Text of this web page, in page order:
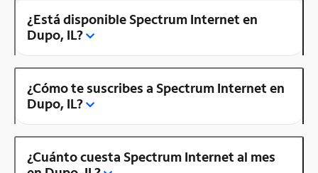
¿Está disponible Spectrum Internet en
Dupo, IL?
¿Cómo te suscribes a Spectrum Internet en
Dupo, IL?
¿Cuánto cuesta Spectrum Internet al mes